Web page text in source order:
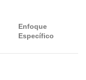
Enfoque
Específico